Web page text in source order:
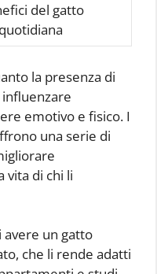
del gatto
la presenza di
emotivo e fisico. I
una serie di
vita di chi li
avere un gatto
che li rende adatti